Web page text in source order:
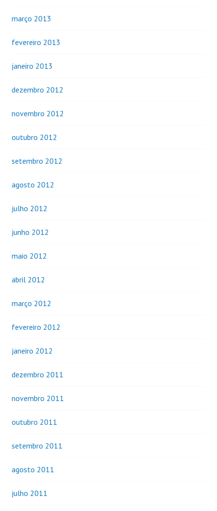
março 2013
fevereiro 2013
janeiro 2013
dezembro 2012
novembro 2012
outubro 2012
setembro 2012
agosto 2012
julho 2012
junho 2012
maio 2012
abril 2012
março 2012
fevereiro 2012
janeiro 2012
dezembro 2011
novembro 2011
outubro 2011
setembro 2011
agosto 2011
julho 2011